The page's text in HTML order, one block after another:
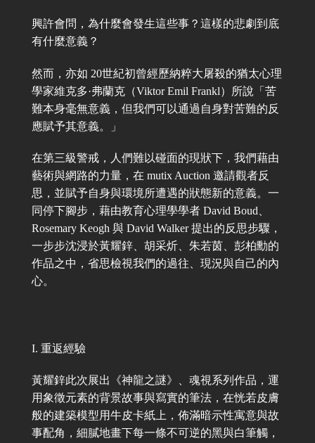
興許會問，為什麼會發生這些事？這樣的悲劇到底
有什麼意義？
然而，亦如 20世紀初曾經歷納粹大屠殺的猶太心理
學家維克多·弗蘭克（Viktor Emil Frankl）所說「苦
難本身毫無意義，但我們可以通過自身對苦難的反
應賦予其意義。」
在第三級警戒，人們難以碰面的現狀下，我們藉由
藝術與網路的力量，在 mutix Auction 邀請觀者反
思，並賦予自身與環境所遭遇的狀態新的意義。一
同停下腳步，藉由教育心理學學者 David Boud、
Rosemary Keogh 與 David Walker 提出的反思步驟，
一步步沈浸於黃耀鋅、胡采炘、朱若茵、彭柏勳的
作品之中，省思檢視我們的過往、現況與自己的內
心。
I. 重返經驗
黃耀鋅此次展出《神龍之謎》、魂視系列作品，運
用象徵元素的背景故事與寫實的筆法，在恍若皮膚
般的建築模型用牛皮卡紙上，佈滿暗示性寓意與故
事配角，細膩地畫下每一條不可逆的黑與白筆觸，